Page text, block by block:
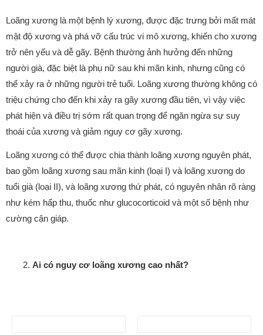
Loãng xương là một bệnh lý xương, được đặc trưng bởi mất mát
mật độ xương và phá vỡ cấu trúc vi mô xương, khiến cho xương
trở nên yếu và dễ gãy. Bệnh thường ảnh hưởng đến những
người già, đặc biệt là phụ nữ sau khi mãn kinh, nhưng cũng có
thể xảy ra ở những người trẻ tuổi. Loãng xương thường không có
triệu chứng cho đến khi xảy ra gãy xương đầu tiên, vì vậy việc
phát hiện và điều trị sớm rất quan trọng để ngăn ngừa sự suy
thoái của xương và giảm nguy cơ gãy xương.
Loãng xương có thể được chia thành loãng xương nguyên phát,
bao gồm loãng xương sau mãn kinh (loại I) và loãng xương do
tuổi già (loại II), và loãng xương thứ phát, có nguyên nhân rõ ràng
như kém hấp thu, thuốc như glucocorticoid và một số bệnh như
cường cận giáp.
Ai có nguy cơ loãng xương cao nhất?